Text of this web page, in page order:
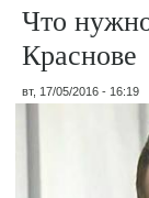
Что
Краснове
вт, 17/05/2016 - 16:19